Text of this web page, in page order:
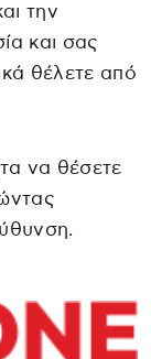
την
και σας
θέλετε από
να θέσετε